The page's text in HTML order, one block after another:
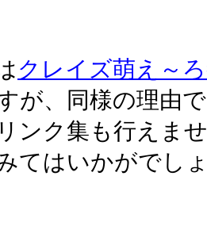
クレイズ萌え～
が、同様の理由
ンク集も行えま
てはいかがでし